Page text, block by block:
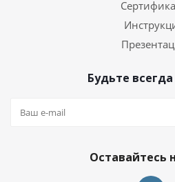
Будьте всегда
Оставайтесь